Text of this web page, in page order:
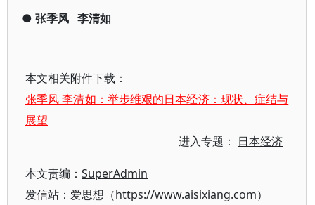
● 张季风 李清如
本文相关附件下载：
张季风 李清如：举步维艰的日本经济：现状、症结与
展望
进入专题： 日本经济
本文责编： SuperAdmin
发信站：爱思想（https://www.aisixiang.com）